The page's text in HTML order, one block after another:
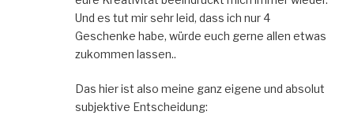
Und es tut mir sehr leid, dass ich nur 4
Geschenke habe, würde euch gerne allen etwas
zukommen lassen..
Das hier ist also meine ganz eigene und absolut
subjektive Entscheidung: